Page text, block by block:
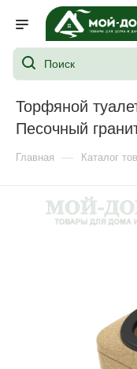
Торфяной
Песочный
Главная — Каталог